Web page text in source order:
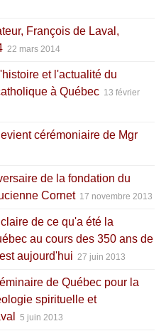
François de Laval,
22 mars 2014
et l'actualité du
à Québec 13 février
cérémoniaire de Mgr
de la fondation du
Cornet 17 novembre 2013
de ce qu'a été la
au cours des 350 ans de
aujourd'hui 27 juin 2013
de Québec pour la
spirituelle et
5 juin 2013